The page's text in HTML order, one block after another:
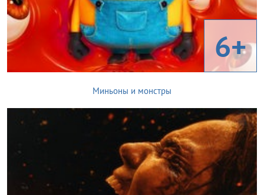
6+
Миньоны и монстры